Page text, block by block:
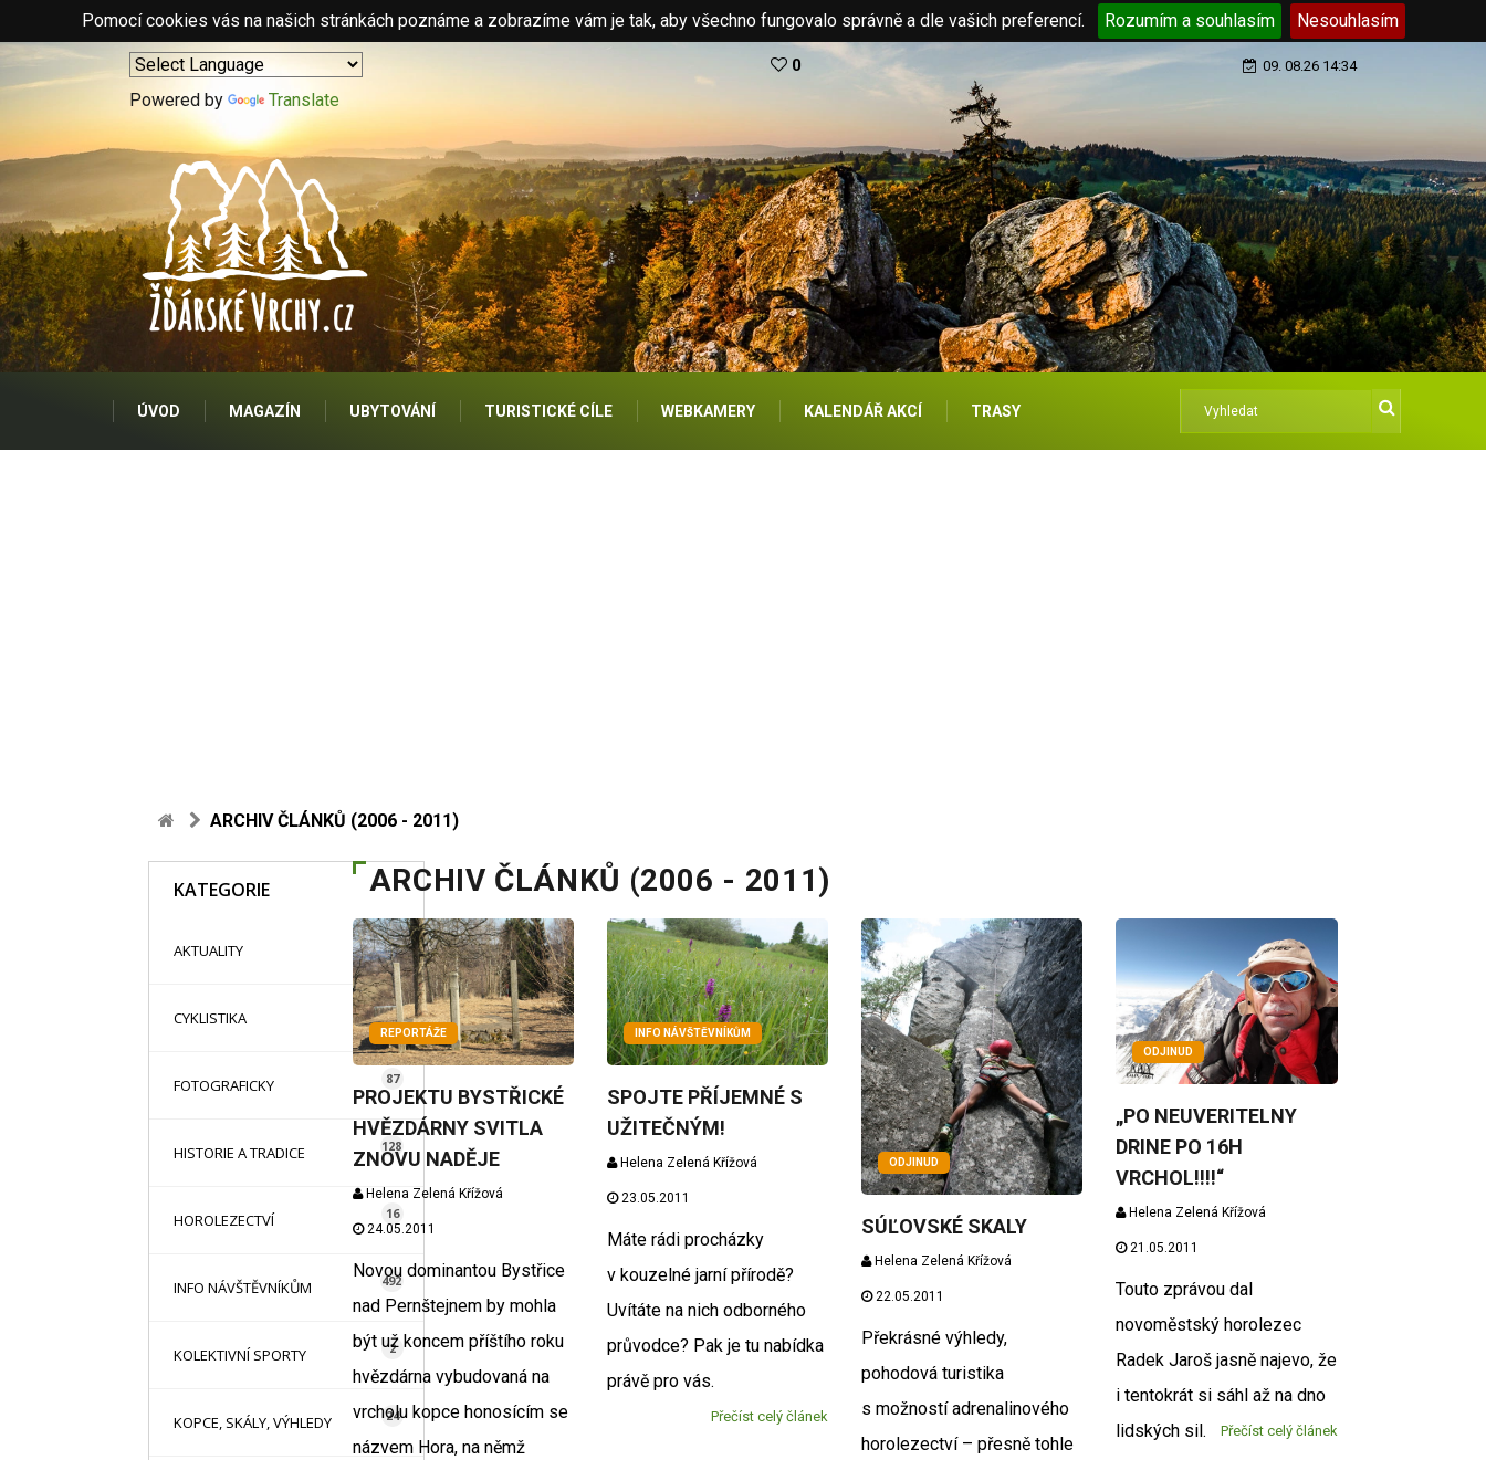
Pomocí cookies vás na našich stránkách poznáme a zobrazíme vám je tak, aby všechno fungovalo správně a dle vašich preferencí. Rozumím a souhlasím Nesouhlasím
Powered by Translate
0 09. 08.26 14:34
ÚVOD MAGAZÍN UBYTOVÁNÍ TURISTICKÉ CÍLE WEBKAMERY KALENDÁŘ AKCÍ TRASY
ARCHIV ČLÁNKŮ (2006 - 2011)
KATEGORIE
AKTUALITY 48
CYKLISTIKA 16
FOTOGRAFICKY 87
HISTORIE A TRADICE 128
HOROLEZECTVÍ 16
INFO NÁVŠTĚVNÍKŮM 492
KOLEKTIVNÍ SPORTY 2
KOPCE, SKÁLY, VÝHLEDY 24
ARCHIV ČLÁNKŮ (2006 - 2011)
REPORTÁŽE
PROJEKTU BYSTŘICKÉ
HVĚZDÁRNY SVITLA
ZNOVU NADĚJE
Helena Zelená Křížová
24.05.2011
Novou dominantou Bystřice
nad Pernštejnem by mohla
být už koncem příštího roku
hvězdárna vybudovaná na
vrcholu kopce honosícím se
názvem Hora, na němž
INFO NÁVŠTĚVNÍKŮM
SPOJTE PŘÍJEMNÉ S
UŽITEČNÝM!
Helena Zelená Křížová
23.05.2011
Máte rádi procházky
v kouzelné jarní přírodě?
Uvítáte na nich odborného
průvodce? Pak je tu nabídka
právě pro vás.
Přečíst celý článek
ODJINUD
SÚĽOVSKÉ SKALY
Helena Zelená Křížová
22.05.2011
Překrásné výhledy,
pohodová turistika
s možností adrenalinového
horolezectví – přesně tohle
ODJINUD
„PO NEUVERITELNY
DRINE PO 16H
VRCHOL!!!!“
Helena Zelená Křížová
21.05.2011
Touto zprávou dal
novoměstský horolezec
Radek Jaroš jasně najevo, že
i tentokrát si sáhl až na dno
lidských sil.
Přečíst celý článek